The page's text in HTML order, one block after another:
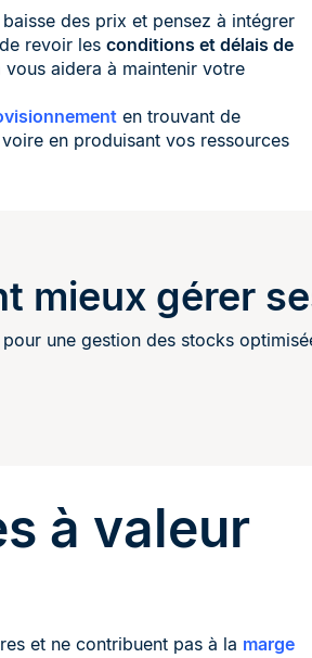
des prix et pensez à intégrer
revoir les conditions et délais de
vous aidera à maintenir votre
en trouvant de
en produisant vos ressources
mieux gérer
une gestion des stocks
à valeur
et ne contribuent pas à la marge